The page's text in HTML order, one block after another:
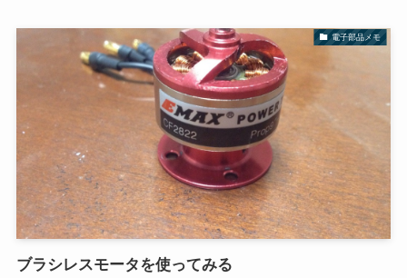
電子部品メモ
ブラシレスモータを使ってみる